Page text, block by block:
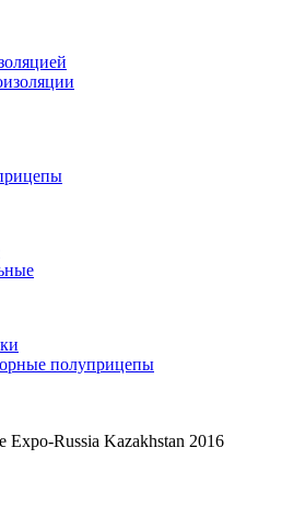
полуприцепы
Russia Kazakhstan 2016